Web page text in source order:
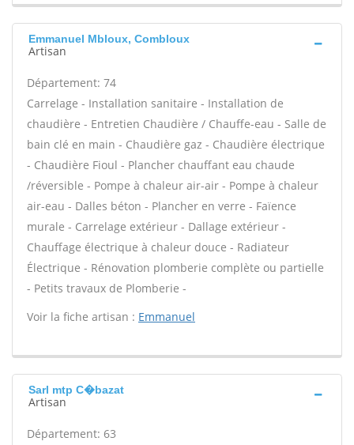
Emmanuel Mbloux, Combloux
Artisan
Département: 74
Carrelage - Installation sanitaire - Installation de
chaudière - Entretien Chaudière / Chauffe-eau - Salle de
bain clé en main - Chaudière gaz - Chaudière électrique
- Chaudière Fioul - Plancher chauffant eau chaude
/réversible - Pompe à chaleur air-air - Pompe à chaleur
air-eau - Dalles béton - Plancher en verre - Faïence
murale - Carrelage extérieur - Dallage extérieur -
Chauffage électrique à chaleur douce - Radiateur
Électrique - Rénovation plomberie complète ou partielle
- Petits travaux de Plomberie -
Voir la fiche artisan : Emmanuel
Sarl mtp C�bazat
Artisan
Département: 63